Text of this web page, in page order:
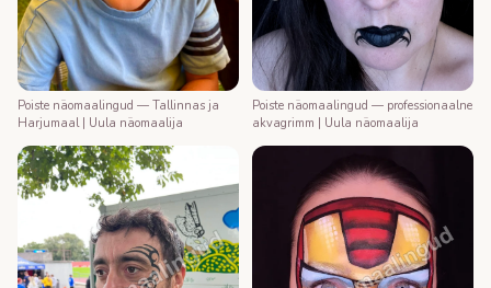
Poiste näomaalingud — Tallinnas ja
Harjumaal | Uula näomaalija
Poiste näomaalingud — professionaalne
akvagrimm | Uula näomaalija